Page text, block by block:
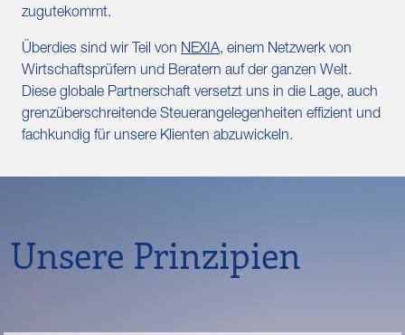
zugutekommt.
Überdies sind wir Teil von NEXIA, einem Netzwerk von
Wirtschaftsprüfern und Beratern auf der ganzen Welt.
Diese globale Partnerschaft versetzt uns in die Lage, auch
grenzüberschreitende Steuerangelegenheiten effizient und
fachkundig für unsere Klienten abzuwickeln.
Unsere Prinzipien